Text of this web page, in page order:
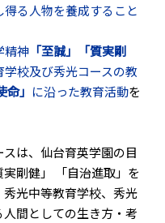
る人物を養成すること
精神 「至誠」「質実剛
学校及び秀光コースの教
命」 に沿った教育活動を
は、仙台育英学園の目
剛健」 「自治進取」を
光中等教育学校、秀光
間としての生き方・考